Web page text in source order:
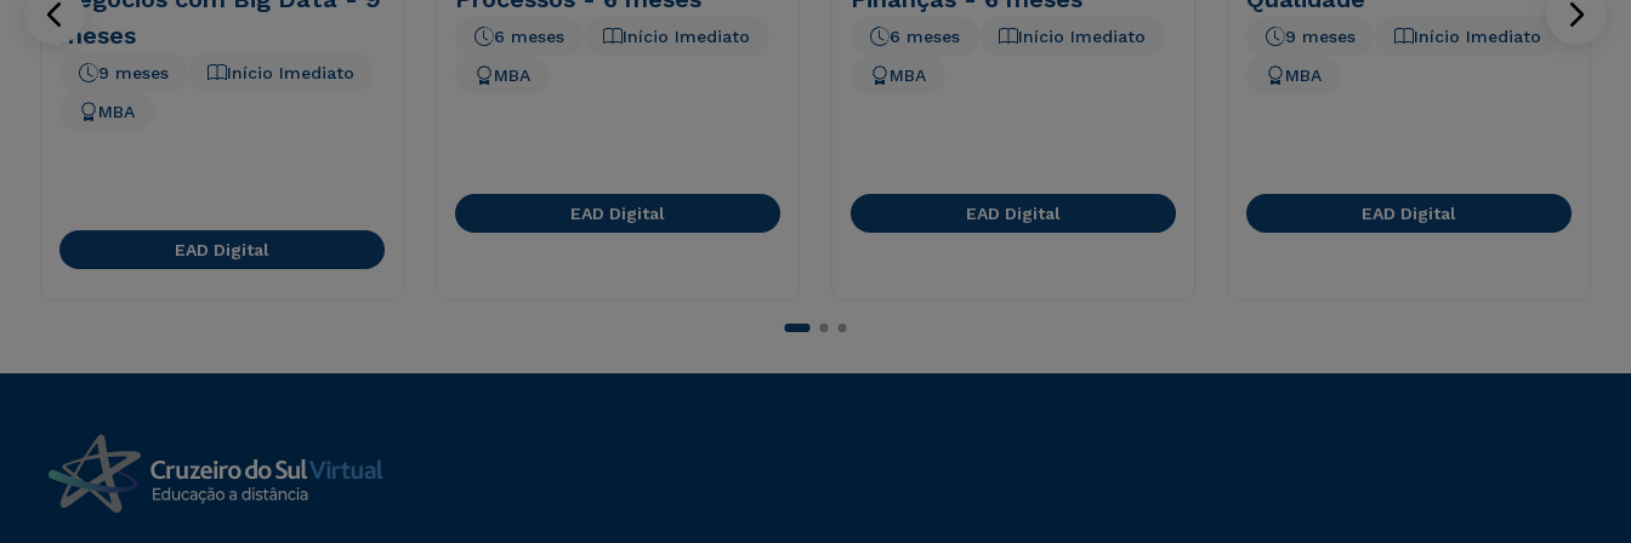
meses
Início Imediato
9 meses
MBA
EAD Digital
Início Imediato
6 meses
MBA
EAD Digital
Início Imediato
6 meses
MBA
EAD Digital
Início Imediato
9 meses
MBA
EAD Digital